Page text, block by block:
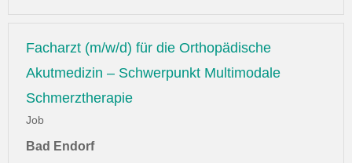
Facharzt (m/w/d) für die Orthopädische
Akutmedizin – Schwerpunkt Multimodale
Schmerztherapie
Job
Bad Endorf